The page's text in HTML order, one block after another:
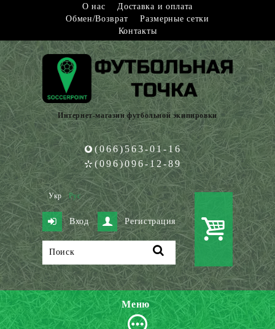
О нас
Доставка и оплата
Обмен/Возврат
Размерные сетки
Контакты
Интернет-магазин футбольной экипировки
(066)563-01-16
(096)096-12-89
Укр Рус
Вход Регистрация
Меню